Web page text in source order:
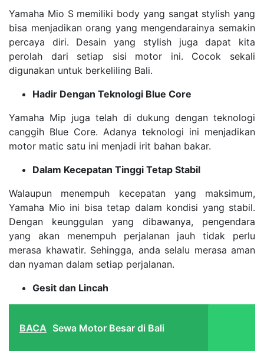
Yamaha Mio S memiliki body yang sangat stylish yang
bisa menjadikan orang yang mengendarainya semakin
percaya diri. Desain yang stylish juga dapat kita
perolah dari setiap sisi motor ini. Cocok sekali
digunakan untuk berkeliling Bali.
Hadir Dengan Teknologi Blue Core
Yamaha Mip juga telah di dukung dengan teknologi
canggih Blue Core. Adanya teknologi ini menjadikan
motor matic satu ini menjadi irit bahan bakar.
Dalam Kecepatan Tinggi Tetap Stabil
Walaupun menempuh kecepatan yang maksimum,
Yamaha Mio ini bisa tetap dalam kondisi yang stabil.
Dengan keunggulan yang dibawanya, pengendara
yang akan menempuh perjalanan jauh tidak perlu
merasa khawatir. Sehingga, anda selalu merasa aman
dan nyaman dalam setiap perjalanan.
Gesit dan Lincah
BACA Sewa Motor Besar di Bali